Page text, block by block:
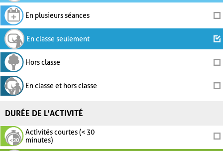
En plusieurs séances
En classe seulement
Hors classe
En classe et hors classe
DURÉE DE L'ACTIVITÉ
Activités courtes (< 30
minutes)